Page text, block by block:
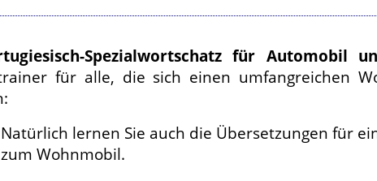
Spezialwortschatz für Automobil
für alle, die sich einen umfangreichen
Natürlich lernen Sie auch die Übersetzungen für
zum Wohnmobil.